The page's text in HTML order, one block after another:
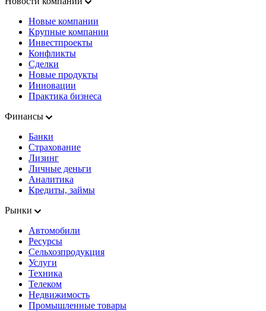
Новые компании
Крупные компании
Инвестпроекты
Конфликты
Сделки
Новые продукты
Инновации
Практика бизнеса
Финансы
Банки
Страхование
Лизинг
Личные деньги
Аналитика
Кредиты, займы
Рынки
Автомобили
Ресурсы
Сельхозпродукция
Услуги
Техника
Телеком
Недвижимость
Промышленные товары